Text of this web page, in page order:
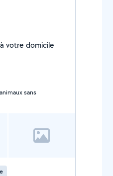
votre domicile
sans